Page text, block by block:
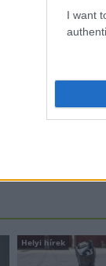
I want
új Bicske Kelet
és négy új,
MKIF az M1-es
Helyi hírek